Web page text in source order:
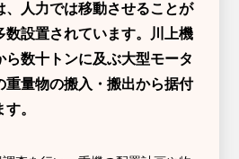
、人力では移動させることが
数設置されています。川上機
ら数十トンに及ぶ大型モータ
重量物の搬入・搬出から据付
。